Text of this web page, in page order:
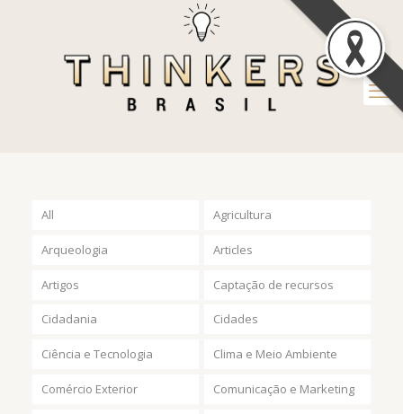
All Agricultura
Arqueologia Articles
Artigos Captação de recursos
Cidadania Cidades
Ciência e Tecnologia Clima e Meio Ambiente
Comércio Exterior Comunicação e Marketing